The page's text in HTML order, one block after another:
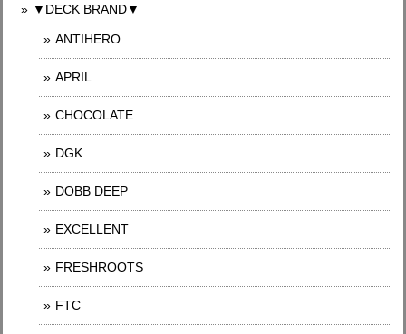
▼DECK BRAND▼
ANTIHERO
APRIL
CHOCOLATE
DGK
DOBB DEEP
EXCELLENT
FRESHROOTS
FTC